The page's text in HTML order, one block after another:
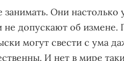
Они настолько
допускают об
могут свести с ума
И нет в мире